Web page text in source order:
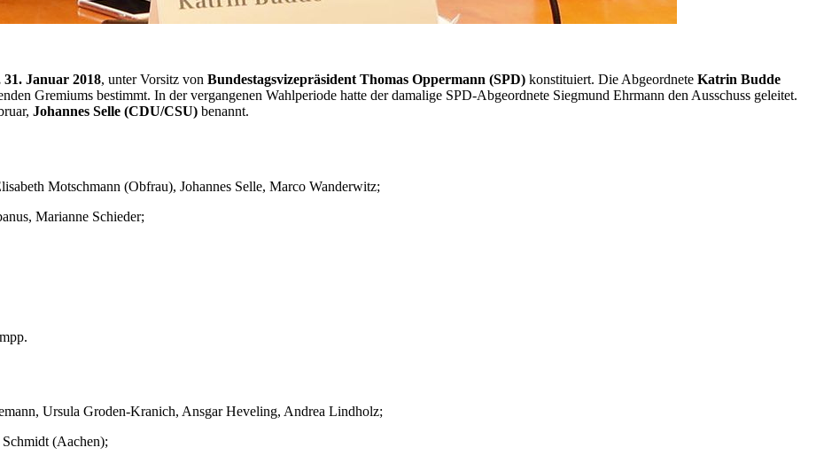
Januar 2018, unter Vorsitz von Bundestagsvizepräsident Thomas Oppermann (SPD) konstituiert. Die Abgeordnete Katrin Budde
Gremiums bestimmt. In der vergangenen Wahlperiode hatte der damalige SPD-Abgeordnete Siegmund Ehrmann den Ausschuss geleitet.
Johannes Selle (CDU/CSU) benannt.
Motschmann (Obfrau), Johannes Selle, Marco Wanderwitz;
Marianne Schieder;
Ursula Groden-Kranich, Ansgar Heveling, Andrea Lindholz;
(Aachen);